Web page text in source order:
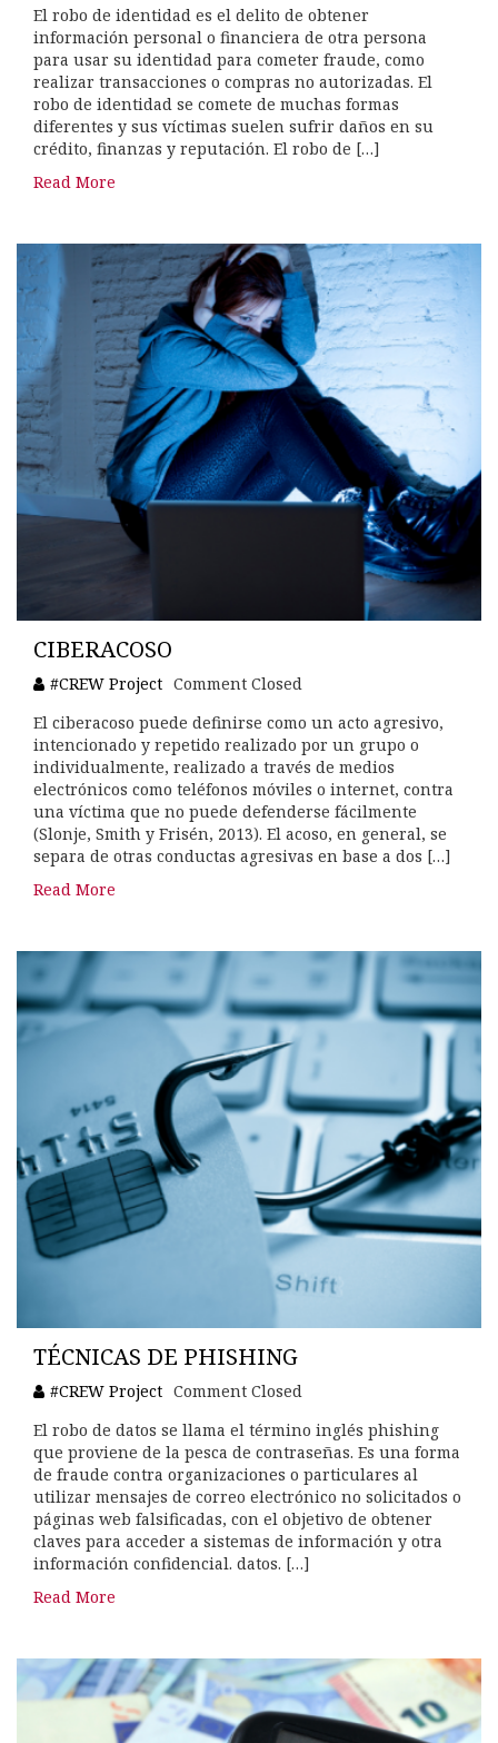
El robo de identidad es el delito de obtener
información personal o financiera de otra persona
para usar su identidad para cometer fraude, como
realizar transacciones o compras no autorizadas. El
robo de identidad se comete de muchas formas
diferentes y sus víctimas suelen sufrir daños en su
crédito, finanzas y reputación. El robo de […]
Read More
CIBERACOSO
#CREW Project Comment Closed
El ciberacoso puede definirse como un acto agresivo,
intencionado y repetido realizado por un grupo o
individualmente, realizado a través de medios
electrónicos como teléfonos móviles o internet, contra
una víctima que no puede defenderse fácilmente
(Slonje, Smith y Frisén, 2013). El acoso, en general, se
separa de otras conductas agresivas en base a dos […]
Read More
TÉCNICAS DE PHISHING
#CREW Project Comment Closed
El robo de datos se llama el término inglés phishing
que proviene de la pesca de contraseñas. Es una forma
de fraude contra organizaciones o particulares al
utilizar mensajes de correo electrónico no solicitados o
páginas web falsificadas, con el objetivo de obtener
claves para acceder a sistemas de información y otra
información confidencial. datos. […]
Read More